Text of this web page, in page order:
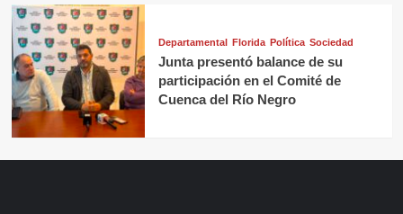
Departamental Florida Política Sociedad
Junta presentó balance de su
participación en el Comité de
Cuenca del Río Negro